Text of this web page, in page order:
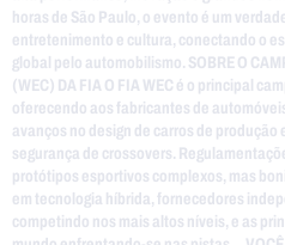
horas de São Paulo, o evento é um
entretenimento e cultura, conectando o
global pelo automobilismo. SOBRE O
(WEC) DA FIA O FIA WEC é o principal
oferecendo aos fabricantes de
avanços no design de carros de
segurança de crossovers.
protótipos esportivos complexos, mas
em tecnologia híbrida, fornecedores
competindo nos mais altos níveis, e as